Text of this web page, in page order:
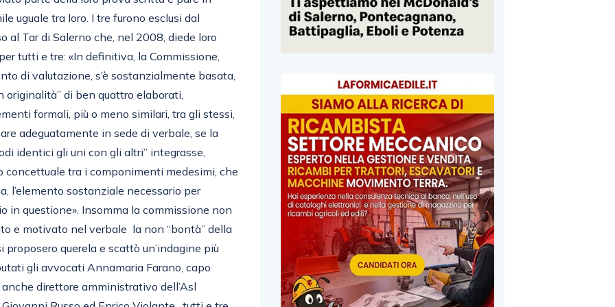
uguale tra loro. I tre furono esclusi dal
al Tar di Salerno che, nel 2008, diede loro
tutti e tre: «In definitiva, la Commissione,
di valutazione, s’è sostanzialmente basata,
originalità” di ben quattro elaborati,
formali, più o meno similari, tra gli stessi,
adeguatamente in sede di verbale, se la
identici gli uni con gli altri” integrasse,
concettuale tra i componimenti medesimi, che
l’elemento sostanziale necessario per
in questione». Insomma la commissione non
e motivato nel verbale la non “bontà” della
querela e scattò un’indagine più
gli avvocati Annamaria Farano, capo
direttore amministrativo dell’Asl